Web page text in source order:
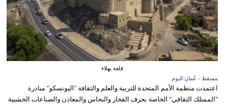
قلعة بهلاء
مسقط - عُمان اليوم
اعتمدت منظمة الأمم المتحدة للتربية والعلم والثقافة "اليونسكو" مبادرة
"الممتلك الثقافي" الخاصة بحرف الفخار والنحاس والمعادن والصناعات الخشبية